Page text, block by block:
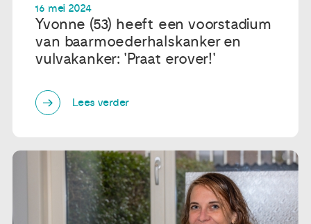
16 mei 2024
Yvonne (53) heeft een voorstadium
van baarmoederhalskanker en
vulvakanker: 'Praat erover!'
Lees verder